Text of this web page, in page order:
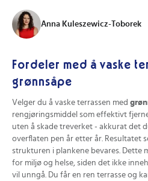
Anna Kuleszewicz-Toborek
Fordeler med å vaske
grønnsåpe
Velger du å vaske terrassen med
rengjøringsmiddel som effektivt
uten å skade treverket - akkurat det
overflaten pen år etter år. Resultatet
strukturen i plankene bevares. Dette
for miljø og helse, siden det ikke
vil unngå. Du får en ren terrasse og